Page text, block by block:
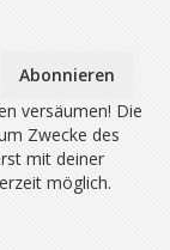
Abonnieren
versäumen! Die
Zwecke des
mit deiner
möglich.